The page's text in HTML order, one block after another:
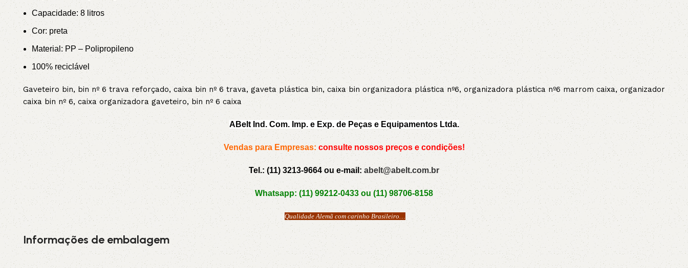
Capacidade: 8 litros
Cor: preta
Material: PP – Polipropileno
100% reciclável
Gaveteiro bin, bin nº 6 trava reforçado, caixa bin nº 6 trava, gaveta plástica bin, caixa bin organizadora plástica nº6, organizadora plástica nº6 marrom caixa, organizador
caixa bin nº 6, caixa organizadora gaveteiro, bin nº 6 caixa
ABelt Ind. Com. Imp. e Exp. de Peças e Equipamentos Ltda.
Vendas para Empresas:consulte nossos preços e condições!
Tel.: (11) 3213-9664 ou e-mail: abelt@abelt.com.br
Whatsapp: (11) 99212-0433 ou (11) 98706-8158
Qualidade Alemã com carinho Brasileiro…
Informações de embalagem